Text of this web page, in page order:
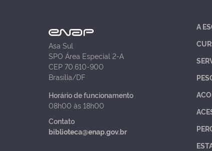
Asa Sul
SPO Área Especial 2-A
CEP 70.610-900
Brasília/DF
Horário de funcionamento
08h00 às 18h00
Contato
biblioteca@enap.gov.br
A